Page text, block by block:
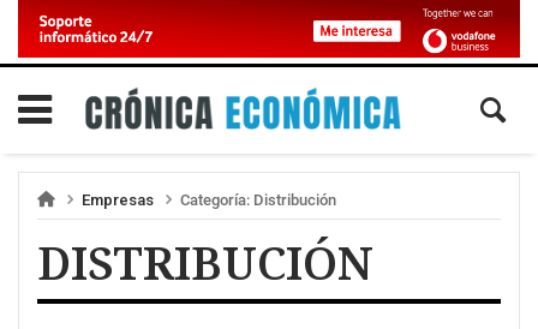
Empresas Categoría: Distribución
DISTRIBUCIÓN